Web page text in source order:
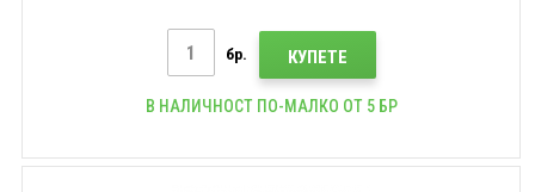
бр. КУПЕТЕ
В НАЛИЧНОСТ ПО-МАЛКО ОТ 5 БР